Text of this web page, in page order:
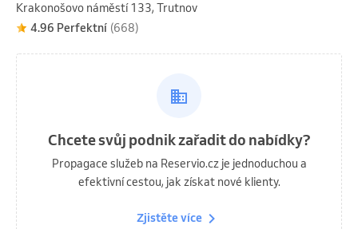
Krakonošovo náměstí 133, Trutnov
4.96 Perfektní (668)
Chcete svůj podnik zařadit do nabídky?
Propagace služeb na Reservio.cz je jednoduchou a
efektivní cestou, jak získat nové klienty.
Zjistěte více